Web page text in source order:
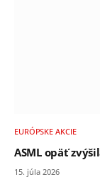
EURÓPSKE AKCIE
ASML opäť
15. júla 2026